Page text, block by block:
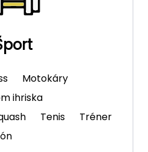
Motokáry
ihriska
Tenis
Tréner